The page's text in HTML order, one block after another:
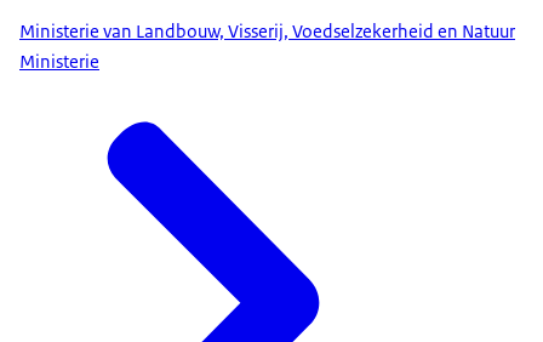
Ministerie van Landbouw, Visserij, Voedselzekerheid en Natuur
Ministerie